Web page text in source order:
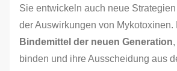
Sie entwickeln auch neue
der Auswirkungen von Mykotoxinen.
Bindemittel der neuen Generation
binden und ihre Ausscheidung aus